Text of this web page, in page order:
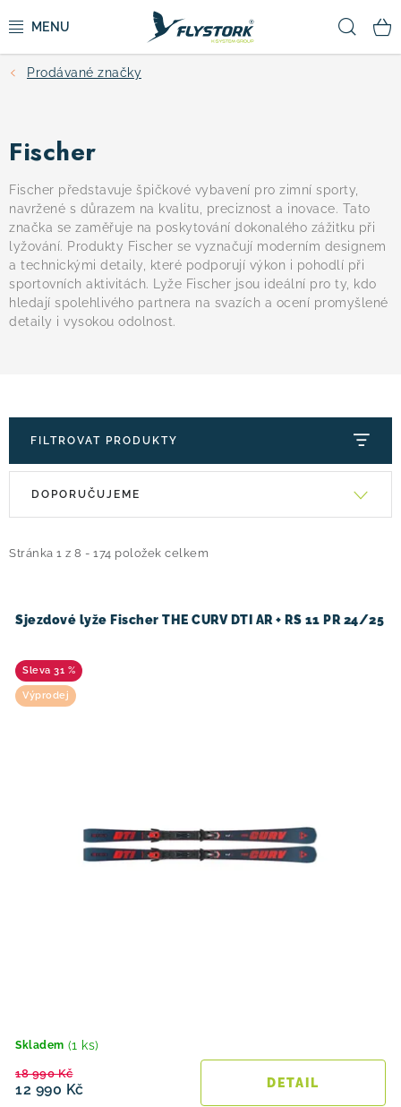
na
CYKLISTIKA
OBLEČENÍ A BOTY
DOPLŇKY
CAMPING
! Akce ! Obchodní podmínky
Moje objednávka
Čeština
Servis
Testovací centrum
Prodávané značky
Fischer
Fischer představuje špičkové vybavení pro zimní sporty,
navržené s důrazem na kvalitu, preciznost a inovace. Tato
značka se zaměřuje na poskytování dokonalého zážitku při
lyžování. Produkty Fischer se vyznačují moderním designem
a technickými detaily, které podporují výkon i pohodlí při
sportovních aktivitách. Lyže Fischer jsou ideální pro ty, kdo
hledají spolehlivého partnera na svazích a ocení promyšlené
detaily i vysokou odolnost.
FILTROVAT PRODUKTY
V
i
p
r
o
d
u
Stránka 1 z 8 - 174 položek celkem
Ř
e
p
r
o
d
DOPORUČUJEME
Sjezdové lyže Fischer THE CURV DTI AR + RS 11 PR 24/25
31 %
Výprodej
Skladem (1 ks)
12 990 Kč
18 990 Kč